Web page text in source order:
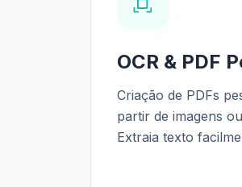
OCR & PDF
Criação de PDFs
partir de imagens
Extraia texto